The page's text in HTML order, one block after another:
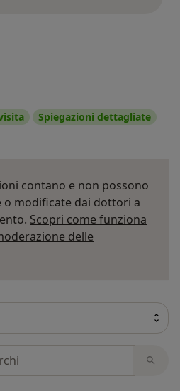
Spiegazioni dettagliate
contano e non possono
o modificate dai dottori a
Scopri come funziona
delle